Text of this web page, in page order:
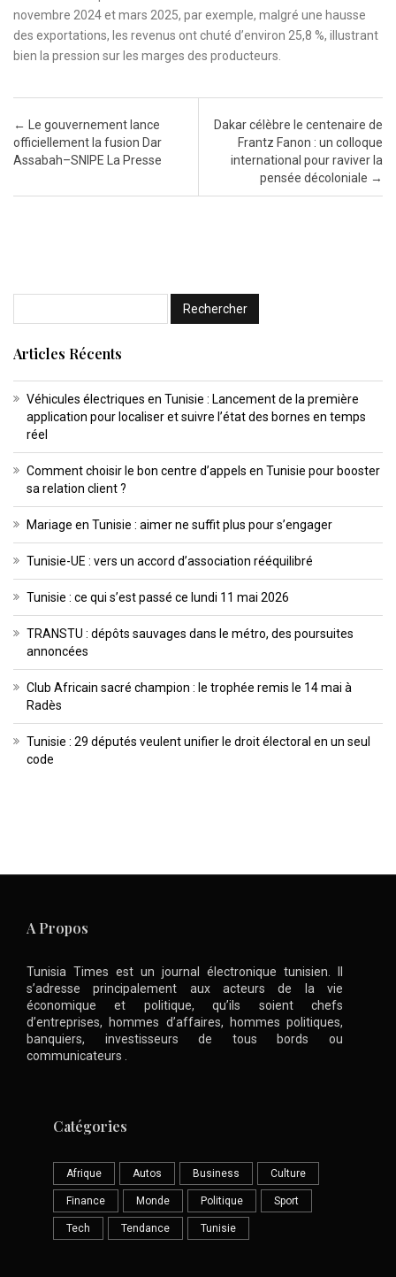
novembre 2024 et mars 2025, par exemple, malgré une hausse
des exportations, les revenus ont chuté d’environ 25,8 %, illustrant
bien la pression sur les marges des producteurs.
Post navigation
←
Le gouvernement lance
officiellement la fusion Dar
Assabah–SNIPE La Presse
Dakar célèbre le centenaire de
Frantz Fanon : un colloque
international pour raviver la
pensée décoloniale →
Articles Récents
Véhicules électriques en Tunisie : Lancement de la première
application pour localiser et suivre l’état des bornes en temps
réel
Comment choisir le bon centre d’appels en Tunisie pour booster
sa relation client ?
Mariage en Tunisie : aimer ne suffit plus pour s’engager
Tunisie-UE : vers un accord d’association rééquilibré
Tunisie : ce qui s’est passé ce lundi 11 mai 2026
TRANSTU : dépôts sauvages dans le métro, des poursuites
annoncées
Club Africain sacré champion : le trophée remis le 14 mai à
Radès
Tunisie : 29 députés veulent unifier le droit électoral en un seul
code
A Propos
Tunisia Times est un journal électronique tunisien. Il
s’adresse principalement aux acteurs de la vie
économique et politique, qu’ils soient chefs
d’entreprises, hommes d’affaires, hommes politiques,
banquiers, investisseurs de tous bords ou
communicateurs .
Catégories
Afrique Autos Business Culture
Finance Monde Politique Sport
Tech Tendance Tunisie